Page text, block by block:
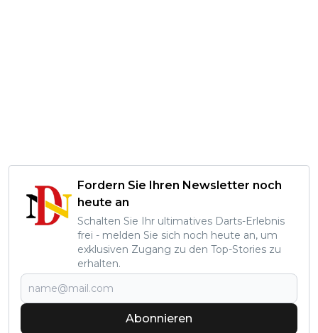
Fordern Sie Ihren Newsletter noch
heute an
Schalten Sie Ihr ultimatives Darts-Erlebnis
frei - melden Sie sich noch heute an, um
exklusiven Zugang zu den Top-Stories zu
erhalten.
Abonnieren